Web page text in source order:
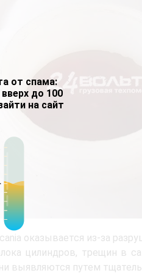
от спама:
до 100
на сайт
оказывается из-за
цилиндров, трещин в
выявляются путем